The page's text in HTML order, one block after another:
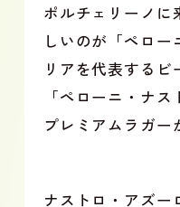
ポルチェリーノに
しいのが「ペロー
リアを代表する
「ペローニ・ナ
プレミアムラガー
ナストロ・アズー